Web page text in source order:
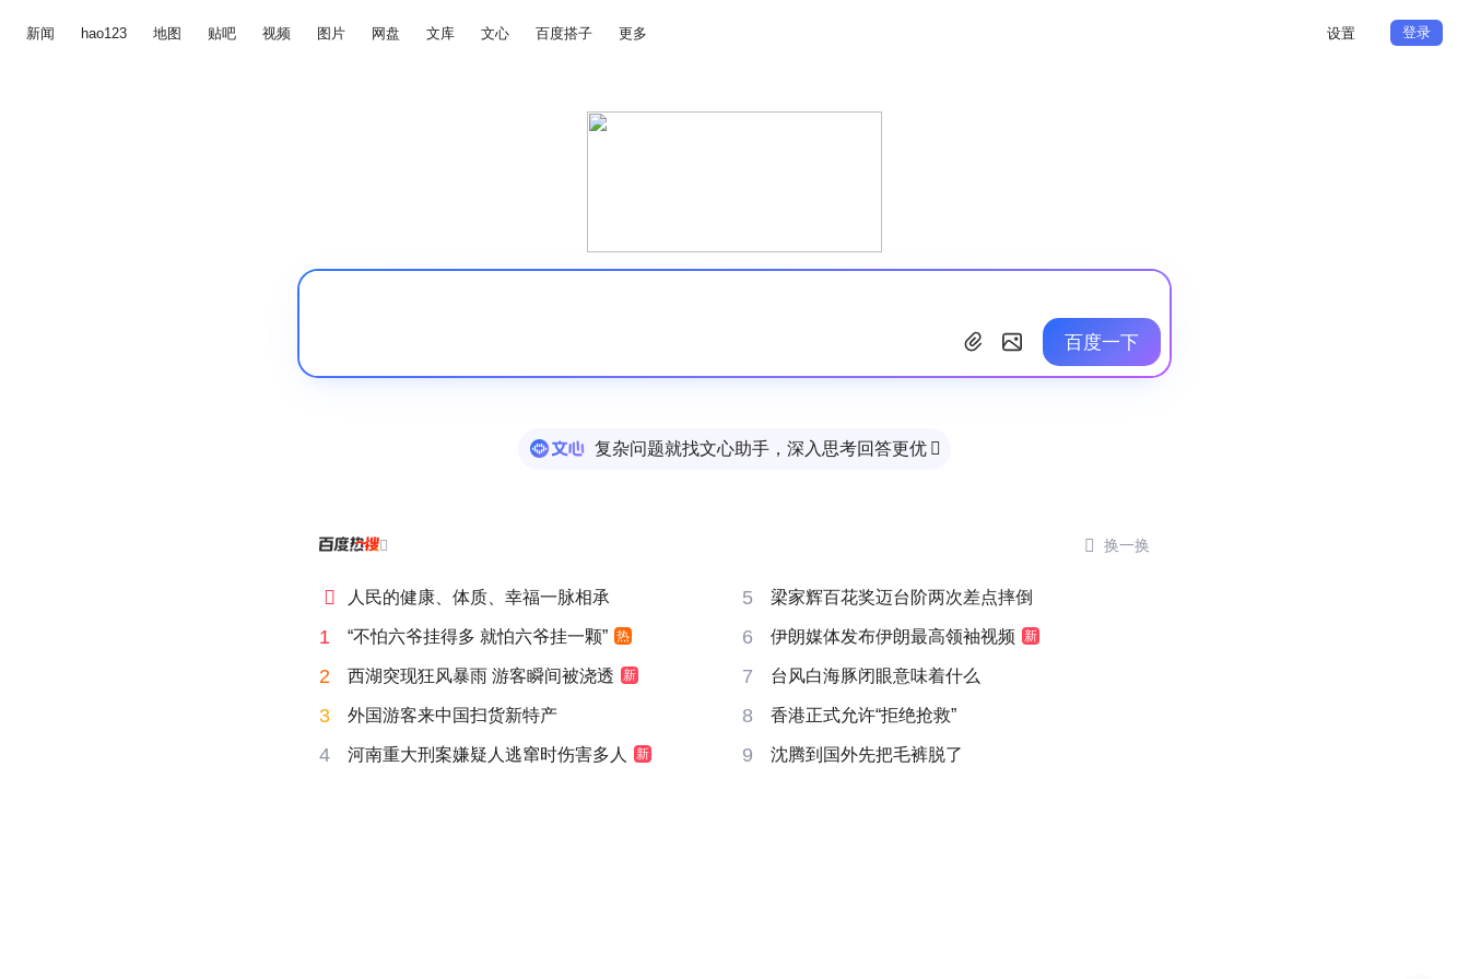
新闻 hao123 地图 贴吧 视频 图片 网盘 文库 文心 百度搭子 更多 设置 登录
百度一下
复杂问题就找文心助手，深入思考回答更优 
  换一换
 人民的健康、体质、幸福一脉相承 5 梁家辉百花奖迈台阶两次差点摔倒
1 “不怕六爷挂得多 就怕六爷挂一颗” 热 6 伊朗媒体发布伊朗最高领袖视频 新
2 西湖突现狂风暴雨 游客瞬间被浇透 新 7 台风白海豚闭眼意味着什么
3 外国游客来中国扫货新特产 8 香港正式允许“拒绝抢救”
4 河南重大刑案嫌疑人逃窜时伤害多人 新 9 沈腾到国外先把毛裤脱了